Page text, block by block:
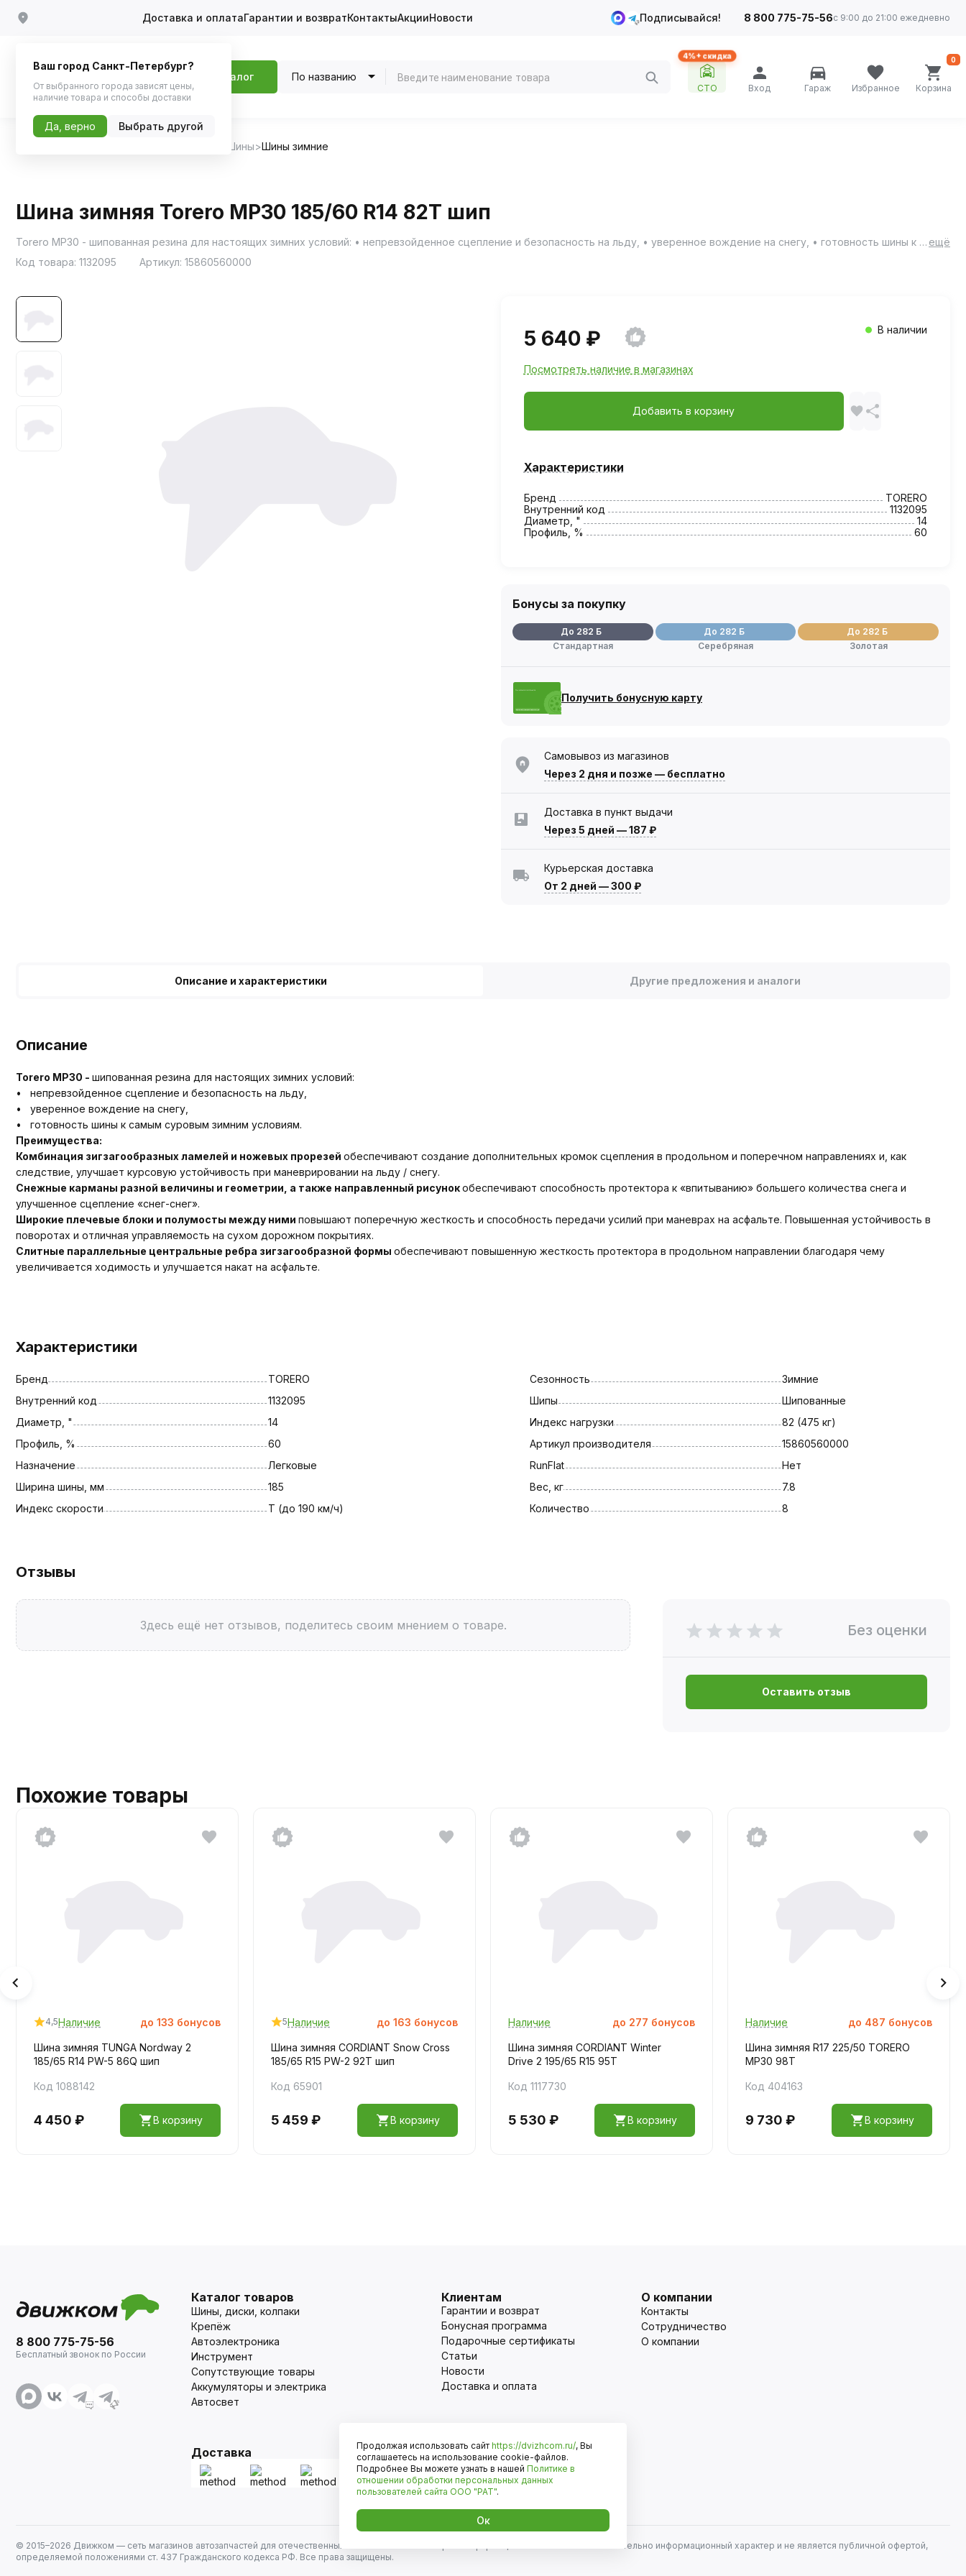
Доставка и оплатаГарантии и возвратКонтактыАкцииНовости Подписывайся! 8 800 775-75-56с 9:00 до 21:00 ежедневно
Каталог По названию
4%+ скидка
СТО Вход Гараж Избранное Корзина
0
Шины Шины зимние
Шина зимняя Torero MP30 185/60 R14 82T шип
Torero MP30 - шипованная резина для настоящих зимних условий: • непревзойденное сцепление и безопасность на льду, • уверенное вождение на снегу, • готовность шины к самым суровым зимним условиям. ещё
Код товара: 1132095 Артикул: 15860560000
5 640 ₽ В наличии
Посмотреть наличие в магазинах
Добавить в корзину
Характеристики
Бренд
TORERO
Внутренний код
1132095
Диаметр, "
14
Профиль, %
60
Бонусы за покупку
До 282 Б
Стандартная
До 282 Б
Серебряная
До 282 Б
Золотая
Получить бонусную карту
Самовывоз из магазинов
Через 2 дня и позже — бесплатно
Доставка в пункт выдачи
Через 5 дней —187 ₽
Курьерская доставка
От 2 дней —300 ₽
Описание и характеристики Другие предложения и аналоги
Описание
Torero MP30 - шипованная резина для настоящих зимних условий:
• непревзойденное сцепление и безопасность на льду,
• уверенное вождение на снегу,
• готовность шины к самым суровым зимним условиям.
Преимущества:
Комбинация зигзагообразных ламелей и ножевых прорезей обеспечивают создание дополнительных кромок сцепления в продольном и поперечном направлениях и, как
следствие, улучшает курсовую устойчивость при маневрировании на льду / снегу.
Снежные карманы разной величины и геометрии, а также направленный рисунокобеспечивают способность протектора к «впитыванию» большего количества снега и
улучшенное сцепление «снег-снег».
Широкие плечевые блоки и полумосты между ними повышают поперечную жесткость и способность передачи усилий при маневрах на асфальте. Повышенная устойчивость в
поворотах и отличная управляемость на сухом дорожном покрытиях.
Слитные параллельные центральные ребра зигзагообразной формы обеспечивают повышенную жесткость протектора в продольном направлении благодаря чему
увеличивается ходимость и улучшается накат на асфальте.
Характеристики
Бренд
TORERO
Внутренний код
1132095
Диаметр, "
14
Профиль, %
60
Назначение
Легковые
Ширина шины, мм
185
Индекс скорости
T (до 190 км/ч)
Сезонность
Зимние
Шипы
Шипованные
Индекс нагрузки
82 (475 кг)
Артикул производителя
15860560000
RunFlat
Нет
Вес, кг
7.8
Количество
8
Отзывы
Здесь ещё нет отзывов, поделитесь своим мнением о товаре. Без оценки
Оставить отзыв
Похожие товары
4,5Наличие до 133 бонусов
Шина зимняя TUNGA Nordway 2
185/65 R14 PW-5 86Q шип
Код 1088142
4 450 ₽ В корзину
5Наличие до 163 бонусов
Шина зимняя CORDIANT Snow Сross
185/65 R15 PW-2 92T шип
Код 65901
5 459 ₽ В корзину
Наличие до 277 бонусов
Шина зимняя CORDIANT Winter
Drive 2 195/65 R15 95T
Код 1117730
5 530 ₽ В корзину
Наличие до 487 бонусов
Шина зимняя R17 225/50 TORERO
MP30 98T
Код 404163
9 730 ₽ В корзину
8 800 775-75-56
Бесплатный звонок по России
Каталог товаров
Шины, диски, колпаки
Крепёж
Автоэлектроника
Инструмент
Сопутствующие товары
Аккумуляторы и электрика
Автосвет
Клиентам
Гарантии и возврат
Бонусная программа
Подарочные сертификаты
Статьи
Новости
Доставка и оплата
О компании
Контакты
Сотрудничество
О компании
Доставка Оплата
© 2015–2026 Движком — сеть магазинов автозапчастей для отечественных автомобилей и иномарок. Информация на сайте носит исключительно информационный характер и не является публичной офертой,
определяемой положениями ст. 437 Гражданского кодекса РФ. Все права защищены.
Ваш город Санкт-Петербург?
От выбранного города зависят цены,
наличие товара и способы доставки
Да, верно Выбрать другой
Продолжая использовать сайт https://dvizhcom.ru/, Вы
соглашаетесь на использование cookie-файлов.
Подробнее Вы можете узнать в нашей Политике в
отношении обработки персональных данных
пользователей сайта ООО "РАТ".
Ок